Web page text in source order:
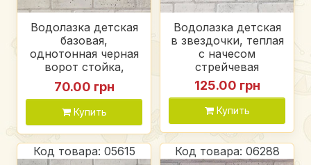
Водолазка детская
базовая,
однотонная черная
ворот стойка,
стрейч кулир
70.00 грн
Купить
Водолазка детская
в звездочки, теплая
с начесом
стрейчевая
125.00 грн
Купить
Код товара: 05615 Код товара: 06288